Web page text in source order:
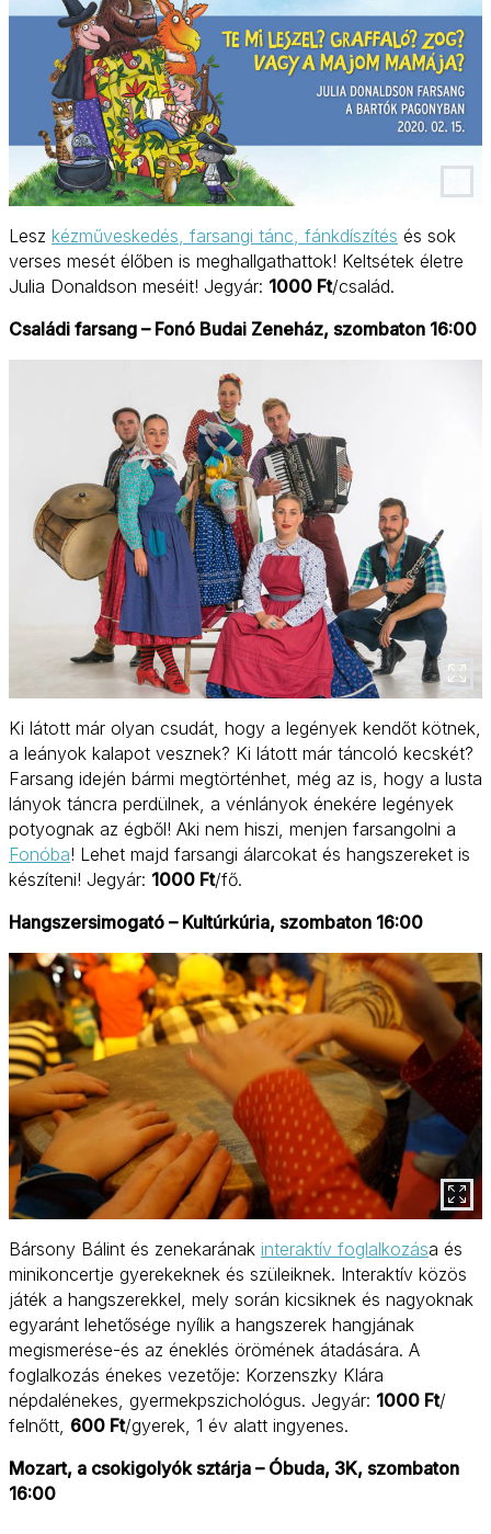
Lesz kézműveskedés, farsangi tánc, fánkdíszítés és sok
verses mesét élőben is meghallgathattok! Keltsétek életre
Julia Donaldson meséit! Jegyár: 1000 Ft/család.
Családi farsang – Fonó Budai Zeneház, szombaton 16:00
Ki látott már olyan csudát, hogy a legények kendőt kötnek,
a leányok kalapot vesznek? Ki látott már táncoló kecskét?
Farsang idején bármi megtörténhet, még az is, hogy a lusta
lányok táncra perdülnek, a vénlányok énekére legények
potyognak az égből! Aki nem hiszi, menjen farsangolni a
Fonóba! Lehet majd farsangi álarcokat és hangszereket is
készíteni! Jegyár: 1000 Ft/fő.
Hangszersimogató – Kultúrkúria, szombaton 16:00
Bársony Bálint és zenekarának interaktív foglalkozása és
minikoncertje gyerekeknek és szüleiknek. Interaktív közös
játék a hangszerekkel, mely során kicsiknek és nagyoknak
egyaránt lehetősége nyílik a hangszerek hangjának
megismerése-és az éneklés örömének átadására. A
foglalkozás énekes vezetője: Korzenszky Klára
népdalénekes, gyermekpszichológus. Jegyár: 1000 Ft/
felnőtt, 600 Ft/gyerek, 1 év alatt ingyenes.
Mozart, a csokigolyók sztárja – Óbuda, 3K, szombaton
16:00